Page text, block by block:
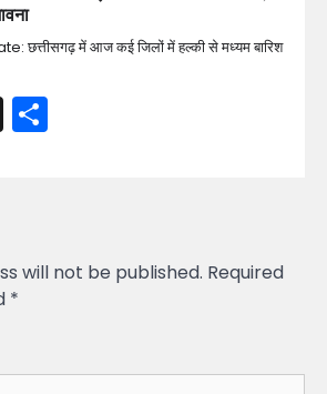
छत्तीसगढ़ में आज कई जिलों में हल्की से मध्यम बारिश
X
will not be published. Required
*